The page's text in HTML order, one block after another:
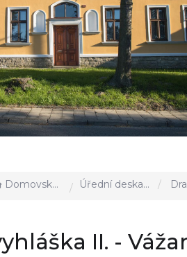
Domovská stránka Úřední deska - EÚD Dražební
II. -